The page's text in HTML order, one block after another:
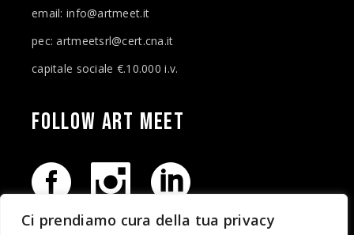
Ci prendiamo cura della tua privacy
email: info@artmeet.it
pec: artmeetsrl@cert.cna.it
capitale sociale €.10.000 i.v.
FOLLOW ART MEET